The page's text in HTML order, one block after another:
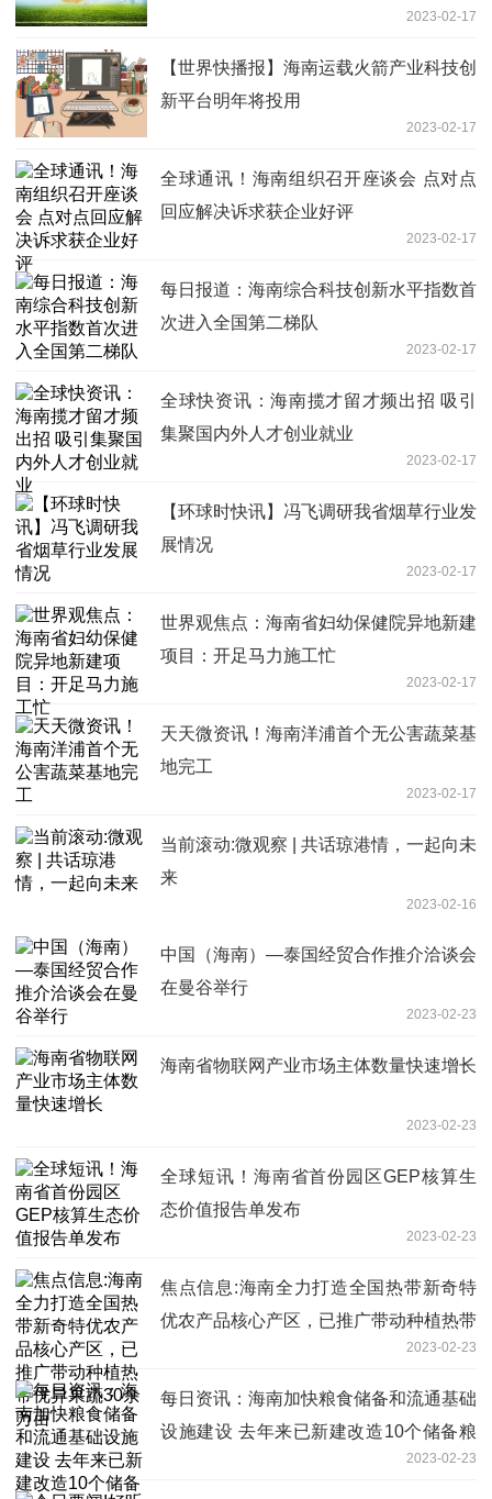
2023-02-17
【世界快播报】海南运载火箭产业科技创
新平台明年将投用
2023-02-17
全球通讯！海南组织召开座谈会 点对点
回应解决诉求获企业好评
2023-02-17
每日报道：海南综合科技创新水平指数首
次进入全国第二梯队
2023-02-17
全球快资讯：海南揽才留才频出招 吸引
集聚国内外人才创业就业
2023-02-17
【环球时快讯】冯飞调研我省烟草行业发
展情况
2023-02-17
世界观焦点：海南省妇幼保健院异地新建
项目：开足马力施工忙
2023-02-17
天天微资讯！海南洋浦首个无公害蔬菜基
地完工
2023-02-17
当前滚动:微观察 | 共话琼港情，一起向未
来
2023-02-16
中国（海南）—泰国经贸合作推介洽谈会
在曼谷举行
2023-02-23
海南省物联网产业市场主体数量快速增长
2023-02-23
全球短讯！海南省首份园区GEP核算生
态价值报告单发布
2023-02-23
焦点信息:海南全力打造全国热带新奇特
优农产品核心产区，已推广带动种植热带
2023-02-23
每日资讯：海南加快粮食储备和流通基础
设施建设 去年来已新建改造10个储备粮
2023-02-23